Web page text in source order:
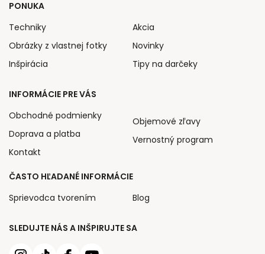
SLEDUJTE NÁS A INŠPIRUJTE SA
PONUKA
Techniky
Obrázky z vlastnej fotky
Inšpirácia
Akcia
Novinky
Tipy na darčeky
INFORMÁCIE PRE VÁS
Obchodné podmienky
Doprava a platba
Kontakt
Objemové zľavy
Vernostný program
ČASTO HĽADANÉ INFORMÁCIE
Sprievodca tvorením
Blog